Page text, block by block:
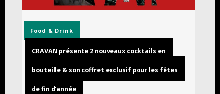
Food & Drink
CRAVAN présente 2 nouveaux cocktails en
bouteille & son coffret exclusif pour les fêtes
de fin d’année